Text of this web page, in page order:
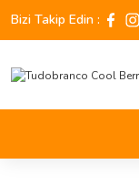
Bizi Takip Edin :